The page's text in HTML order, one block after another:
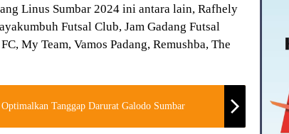
Linus Sumbar 2024 ini antara lain, Rafhely
Futsal Club, Jam Gadang Futsal
My Team, Vamos Padang, Remushba, The
Tanggap Darurat Galodo Sumbar